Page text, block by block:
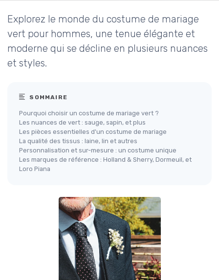
Explorez le monde du costume de mariage
vert pour hommes, une tenue élégante et
moderne qui se décline en plusieurs nuances
et styles.
SOMMAIRE
Pourquoi choisir un costume de mariage vert ?
Les nuances de vert : sauge, sapin, et plus
Les pièces essentielles d'un costume de mariage
La qualité des tissus : laine, lin et autres
Personnalisation et sur-mesure : un costume unique
Les marques de référence : Holland & Sherry, Dormeuil, et
Loro Piana